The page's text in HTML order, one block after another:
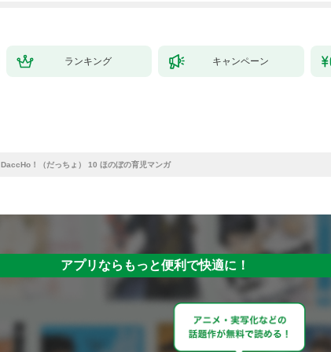
ランキング キャンペーン
DaccHo！（だっちょ） 10 ほのぼの育児マンガ
アプリならもっと便利で快適に！